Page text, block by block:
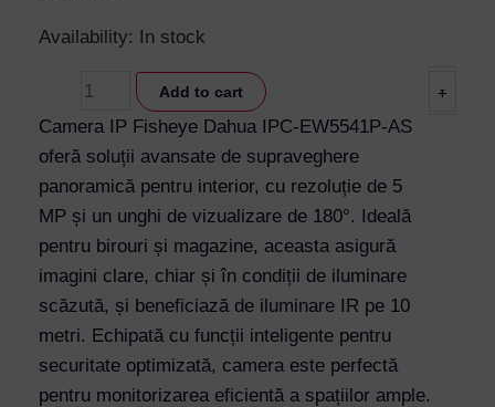
Availability: In stock
-
Camera
Fisheye
Dahua
IPC-
EW5541P-
AS
5
MP
Supraveghere
Panoramică
IR
10m
+
Add to cart
Camera IP Fisheye Dahua IPC-EW5541P-AS
oferă soluții avansate de supraveghere
panoramică pentru interior, cu rezoluție de 5
MP și un unghi de vizualizare de 180°. Ideală
pentru birouri și magazine, aceasta asigură
imagini clare, chiar și în condiții de iluminare
scăzută, și beneficiază de iluminare IR pe 10
metri. Echipată cu funcții inteligente pentru
securitate optimizată, camera este perfectă
pentru monitorizarea eficientă a spațiilor ample.